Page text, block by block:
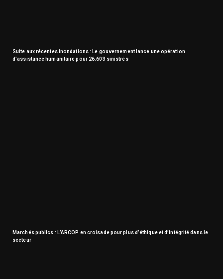
Suite aux récentes inondations : Le gouvernement lance une opération
d’assistance humanitaire pour 26.603 sinistrés
Marchés publics : L’ARCOP en croisade pour plus d’éthique et d’intégrité dans le
secteur